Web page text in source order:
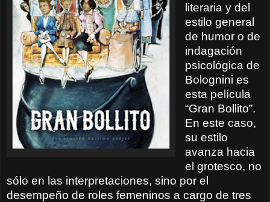
literaria y del
estilo general
de humor o de
indagación
psicológica de
Bolognini es
esta película
“Gran Bollito”.
En este caso,
su estilo
avanza hacia
el grotesco, no
sólo en las interpretaciones, sino por el
desempeño de roles femeninos a cargo de tres